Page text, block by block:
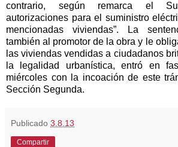
contrario, según remarca el
autorizaciones para el suministro
mencionadas viviendas”. La
también al promotor de la obra y le
las viviendas vendidas a ciudadanos
la legalidad urbanística, entró en
miércoles con la incoación de este
Sección Segunda.
Publicado 3.8.13
Compartir